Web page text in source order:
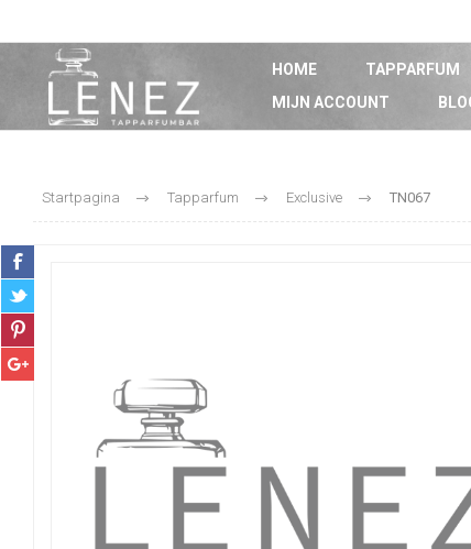
HOME TAPPARFUM
MIJN ACCOUNT
Startpagina Tapparfum Exclusive TN067